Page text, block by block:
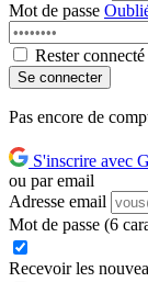
Mot de passe
Rester connecté
Se connecter
Pas encore de
S'inscrire avec
ou par email
Adresse email
Mot de passe (6
Recevoir les